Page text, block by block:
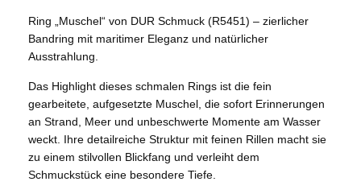
Ring „Muschel“ von DUR Schmuck (R5451) – zierlicher
Bandring mit maritimer Eleganz und natürlicher
Ausstrahlung.
Das Highlight dieses schmalen Rings ist die fein
gearbeitete, aufgesetzte Muschel, die sofort Erinnerungen
an Strand, Meer und unbeschwerte Momente am Wasser
weckt. Ihre detailreiche Struktur mit feinen Rillen macht sie
zu einem stilvollen Blickfang und verleiht dem
Schmuckstück eine besondere Tiefe.